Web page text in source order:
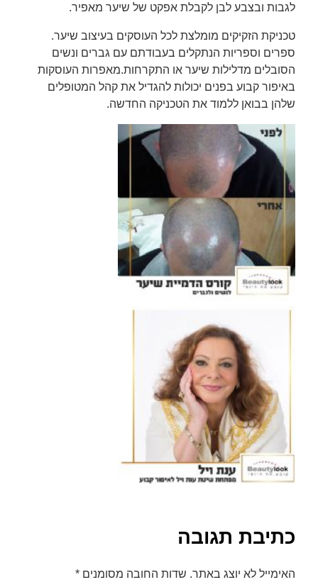
לגבות ובצבע לבן לקבלת אפקט של שיער מאפיר.
טכניקת הזקיקים מומלצת לכל העוסקים בעיצוב שיער.
ספרים וספריות הנתקלים בעבודתם עם גברים ונשים
הסובלים מדלילות שיער או התקרחות.מאפרות העוסקות
באיפור קבוע בפנים יכולות להגדיל את קהל המטופלים
שלהן בבואן ללמוד את הטכניקה החדשה.
כתיבת תגובה
האימייל לא יוצג באתר. שדות החובה מסומנים *